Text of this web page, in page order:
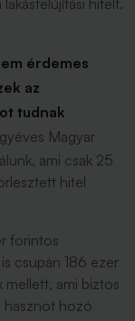
hitelt.
érdemes
az
tudnak
Magyar
ami csak 25
hitel
forintos
csupán 186 ezer
ami biztos
hasznot hozó